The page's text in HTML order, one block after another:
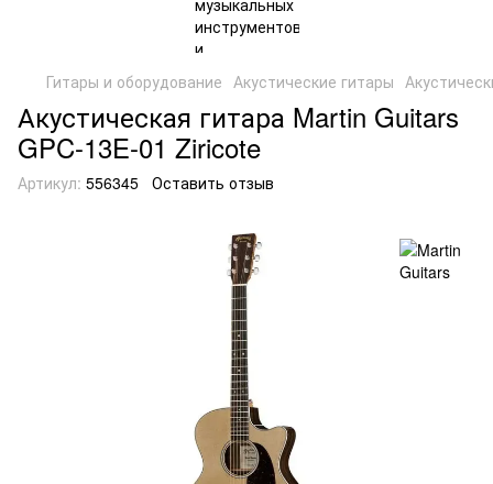
Гитары и оборудование Акустические гитары
Акустическая гитара Martin Guitars
GPC-13E-01 Ziricote
Артикул: 556345 Оставить отзыв